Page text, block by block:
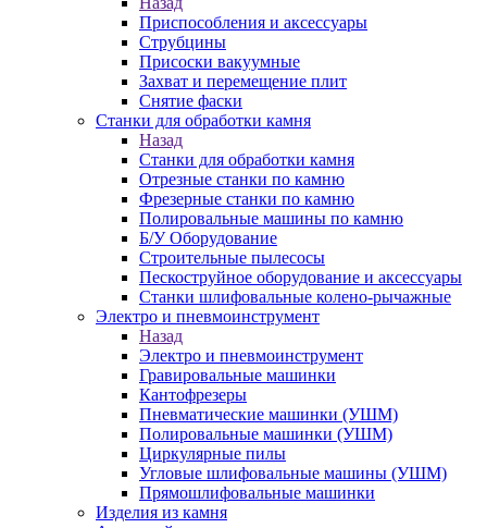
Приспособления и аксессуары
Струбцины
Присоски вакуумные
Захват и перемещение плит
Снятие фаски
Станки для обработки камня
Назад
Станки для обработки камня
Отрезные станки по камню
Фрезерные станки по камню
Полировальные машины по камню
Б/У Оборудование
Строительные пылесосы
Пескоструйное оборудование и аксессуары
Станки шлифовальные колено-рычажные
Электро и пневмоинструмент
Назад
Электро и пневмоинструмент
Гравировальные машинки
Кантофрезеры
Пневматические машинки (УШМ)
Полировальные машинки (УШМ)
Циркулярные пилы
Угловые шлифовальные машины (УШМ)
Прямошлифовальные машинки
Изделия из камня